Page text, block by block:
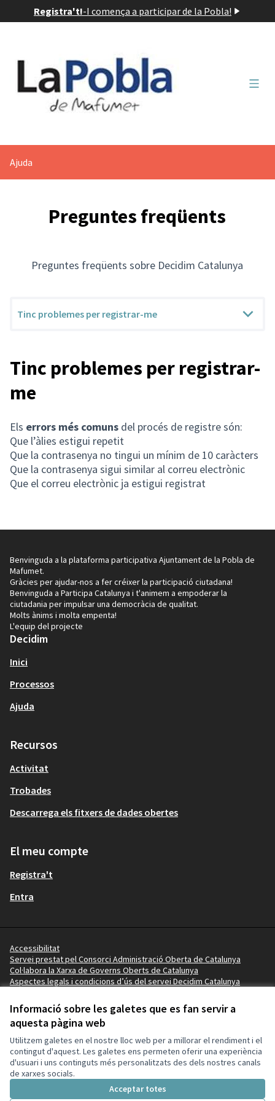
Informació sobre les galetes que es fan servir a
aquesta pàgina web
Utilitzem galetes en el nostre lloc web per a millorar el rendiment i el
contingut d'aquest. Les galetes ens permeten oferir una experiència
d'usuari i uns continguts més personalitzats des dels nostres canals
de xarxes socials.
Acceptar totes
Registra't!-I comença a participar de la Pobla!
Ajuda
Preguntes freqüents
Preguntes freqüents sobre Decidim Catalunya
Tinc problemes per registrar-me
Tinc problemes per registrar-
me
Els errors més comuns del procés de registre són:
Que l’àlies estigui repetit
Que la contrasenya no tingui un mínim de 10 caràcters
Que la contrasenya sigui similar al correu electrònic
Que el correu electrònic ja estigui registrat
Benvinguda a la plataforma participativa Ajuntament de la Pobla de
Mafumet.
Gràcies per ajudar-nos a fer créixer la participació ciutadana!
Benvinguda a Participa Catalunya i t'animem a empoderar la
ciutadania per impulsar una democràcia de qualitat.
Molts ànims i molta empenta!
L'equip del projecte
Decidim
Inici
Processos
Ajuda
Recursos
Activitat
Trobades
Descarrega els fitxers de dades obertes
El meu compte
Registra't
Entra
Accessibilitat
Servei prestat pel Consorci Administració Oberta de Catalunya
Col·labora la Xarxa de Governs Oberts de Catalunya
Aspectes legals i condicions d’ús del servei Decidim Catalunya
Termes i condicions
Configuració de les galetes
Ajuntament de la Pobla de Mafumet a X
(Enllaç extern)
Ajuntament de la Pobla de Mafumet a Facebook
(Enllaç extern)
Ajuntament de la Pobla de Mafumet a Instagram
(Enllaç extern)
Ajuntament de la Pobla de Mafumet a YouTube
(Enllaç extern)
Ajuntament de la Pobla de Mafumet a GitHub
(Enllaç extern)
Web creada amb
Amb
(Enllaç